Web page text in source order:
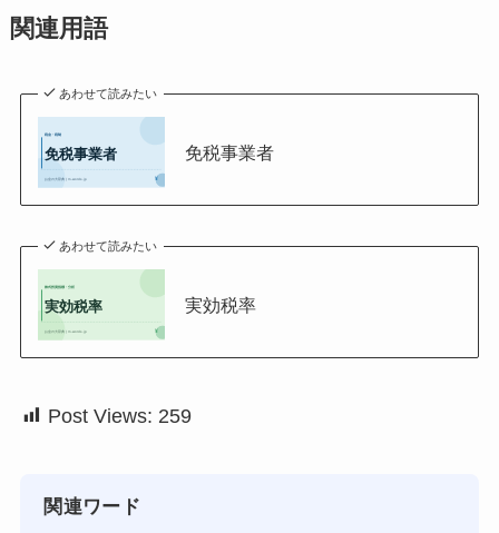
関連用語
あわせて読みたい
免税事業者
あわせて読みたい
実効税率
Post Views: 259
関連ワード